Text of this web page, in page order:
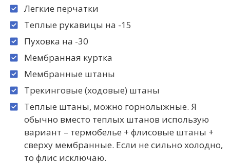
Легкие перчатки
Теплые рукавицы на -15
Пуховка на -30
Мембранная куртка
Мембранные штаны
Трекинговые (ходовые) штаны
Теплые штаны, можно горнолыжные. Я
обычно вместо теплых штанов использую
вариант – термобелье + флисовые штаны +
сверху мембранные. Если не сильно холодно,
то флис исключаю.